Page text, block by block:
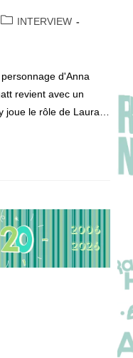
PostINTERVIEW
d'Anna
revient avec un
joue le rôle de Laura…